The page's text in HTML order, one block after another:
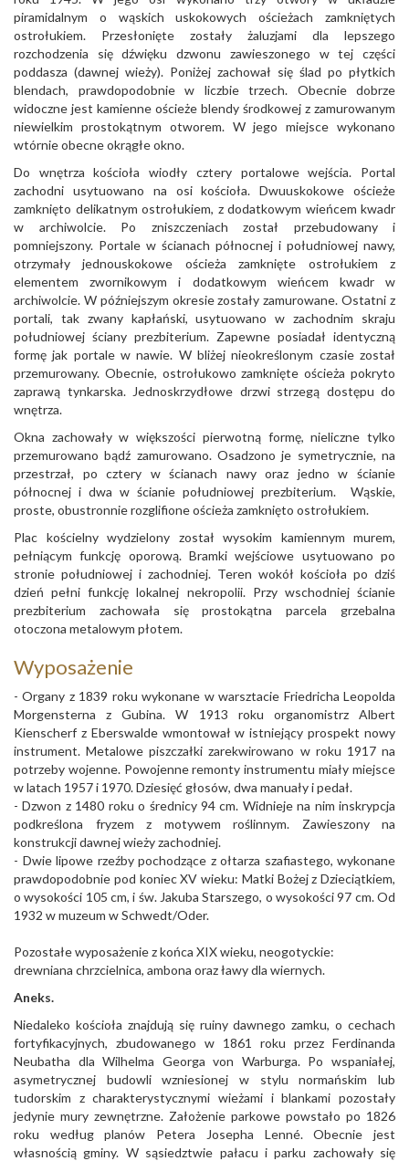
piramidalnym o wąskich uskokowych ościeżach zamkniętych
ostrołukiem. Przesłonięte zostały żaluzjami dla lepszego
rozchodzenia się dźwięku dzwonu zawieszonego w tej części
poddasza (dawnej wieży). Poniżej zachował się ślad po płytkich
blendach, prawdopodobnie w liczbie trzech. Obecnie dobrze
widoczne jest kamienne ościeże blendy środkowej z zamurowanym
niewielkim prostokątnym otworem. W jego miejsce wykonano
wtórnie obecne okrągłe okno.
Do wnętrza kościoła wiodły cztery portalowe wejścia. Portal
zachodni usytuowano na osi kościoła. Dwuuskokowe ościeże
zamknięto delikatnym ostrołukiem, z dodatkowym wieńcem kwadr
w archiwolcie. Po zniszczeniach został przebudowany i
pomniejszony. Portale w ścianach północnej i południowej nawy,
otrzymały jednouskokowe ościeża zamknięte ostrołukiem z
elementem zwornikowym i dodatkowym wieńcem kwadr w
archiwolcie. W późniejszym okresie zostały zamurowane. Ostatni z
portali, tak zwany kapłański, usytuowano w zachodnim skraju
południowej ściany prezbiterium. Zapewne posiadał identyczną
formę jak portale w nawie. W bliżej nieokreślonym czasie został
przemurowany. Obecnie, ostrołukowo zamknięte ościeża pokryto
zaprawą tynkarska. Jednoskrzydłowe drzwi strzegą dostępu do
wnętrza.
Okna zachowały w większości pierwotną formę, nieliczne tylko
przemurowano bądź zamurowano. Osadzono je symetrycznie, na
przestrzał, po cztery w ścianach nawy oraz jedno w ścianie
północnej i dwa w ścianie południowej prezbiterium. Wąskie,
proste, obustronnie rozglifione ościeża zamknięto ostrołukiem.
Plac kościelny wydzielony został wysokim kamiennym murem,
pełniącym funkcję oporową. Bramki wejściowe usytuowano po
stronie południowej i zachodniej. Teren wokół kościoła po dziś
dzień pełni funkcję lokalnej nekropolii. Przy wschodniej ścianie
prezbiterium zachowała się prostokątna parcela grzebalna
otoczona metalowym płotem.
Wyposażenie
- Organy z 1839 roku wykonane w warsztacie Friedricha Leopolda
Morgensterna z Gubina. W 1913 roku organomistrz Albert
Kienscherf z Eberswalde wmontował w istniejący prospekt nowy
instrument. Metalowe piszczałki zarekwirowano w roku 1917 na
potrzeby wojenne. Powojenne remonty instrumentu miały miejsce
w latach 1957 i 1970. Dziesięć głosów, dwa manuały i pedał.
- Dzwon z 1480 roku o średnicy 94 cm. Widnieje na nim inskrypcja
podkreślona fryzem z motywem roślinnym. Zawieszony na
konstrukcji dawnej wieży zachodniej.
- Dwie lipowe rzeźby pochodzące z ołtarza szafiastego, wykonane
prawdopodobnie pod koniec XV wieku: Matki Bożej z Dzieciątkiem,
o wysokości 105 cm, i św. Jakuba Starszego, o wysokości 97 cm. Od
1932 w muzeum w Schwedt/Oder.
Pozostałe wyposażenie z końca XIX wieku, neogotyckie:
drewniana chrzcielnica, ambona oraz ławy dla wiernych.
Aneks.
Niedaleko kościoła znajdują się ruiny dawnego zamku, o cechach
fortyfikacyjnych, zbudowanego w 1861 roku przez Ferdinanda
Neubatha dla Wilhelma Georga von Warburga. Po wspaniałej,
asymetrycznej budowli wzniesionej w stylu normańskim lub
tudorskim z charakterystycznymi wieżami i blankami pozostały
jedynie mury zewnętrzne. Założenie parkowe powstało po 1826
roku według planów Petera Josepha Lenné. Obecnie jest
własnością gminy. W sąsiedztwie pałacu i parku zachowały się